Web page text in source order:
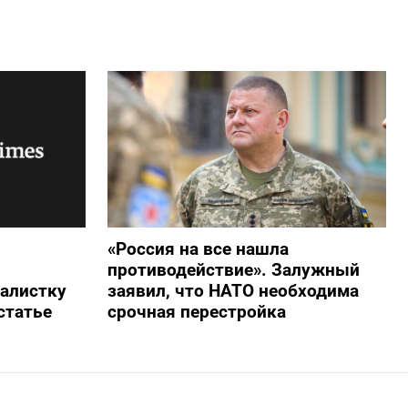
«Россия на все нашла
противодействие». Залужный
заявил, что НАТО необходима
срочная перестройка